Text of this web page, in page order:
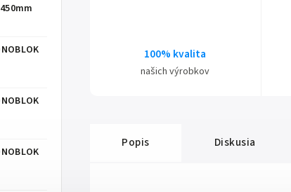
100% kvalita
našich výrobkov
Popis Diskusia